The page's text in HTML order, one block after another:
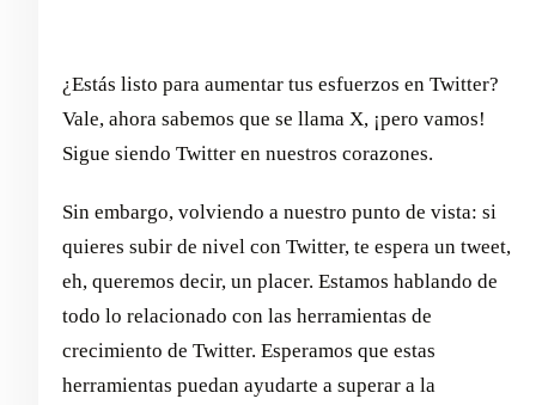
¿Estás listo para aumentar tus esfuerzos en Twitter?
Vale, ahora sabemos que se llama X, ¡pero vamos!
Sigue siendo Twitter en nuestros corazones.
Sin embargo, volviendo a nuestro punto de vista: si
quieres subir de nivel con Twitter, te espera un tweet,
eh, queremos decir, un placer. Estamos hablando de
todo lo relacionado con las herramientas de
crecimiento de Twitter. Esperamos que estas
herramientas puedan ayudarte a superar a la